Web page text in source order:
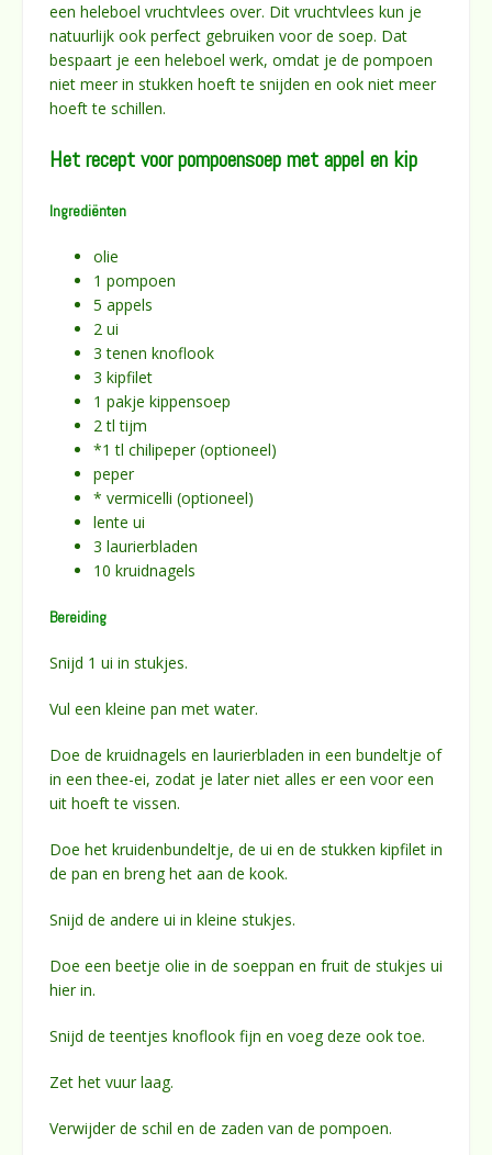
een heleboel vruchtvlees over. Dit vruchtvlees kun je
natuurlijk ook perfect gebruiken voor de soep. Dat
bespaart je een heleboel werk, omdat je de pompoen
niet meer in stukken hoeft te snijden en ook niet meer
hoeft te schillen.
Het recept voor pompoensoep met appel en kip
Ingrediënten
olie
1 pompoen
5 appels
2 ui
3 tenen knoflook
3 kipfilet
1 pakje kippensoep
2 tl tijm
*1 tl chilipeper (optioneel)
peper
* vermicelli (optioneel)
lente ui
3 laurierbladen
10 kruidnagels
Bereiding
Snijd 1 ui in stukjes.
Vul een kleine pan met water.
Doe de kruidnagels en laurierbladen in een bundeltje of
in een thee-ei, zodat je later niet alles er een voor een
uit hoeft te vissen.
Doe het kruidenbundeltje, de ui en de stukken kipfilet in
de pan en breng het aan de kook.
Snijd de andere ui in kleine stukjes.
Doe een beetje olie in de soeppan en fruit de stukjes ui
hier in.
Snijd de teentjes knoflook fijn en voeg deze ook toe.
Zet het vuur laag.
Verwijder de schil en de zaden van de pompoen.